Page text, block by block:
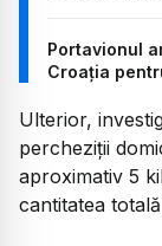
Portavionul
Croația
Ulterior,
percheziții
aproximativ 5
cantitatea